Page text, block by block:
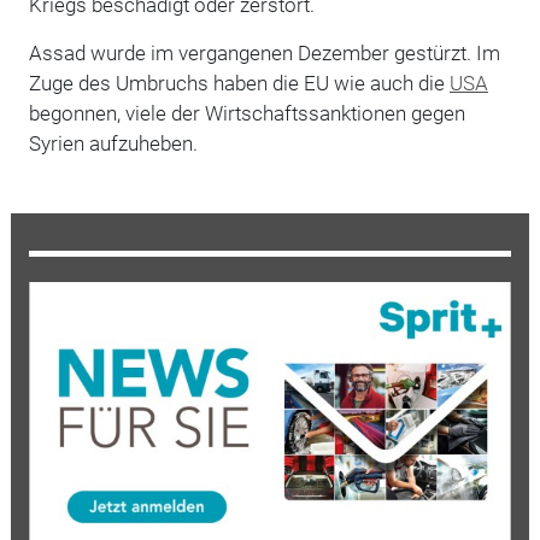
Assad wurde im vergangenen Dezember gestürzt. Im
Zuge des Umbruchs haben die EU wie auch die USA
begonnen, viele der Wirtschaftssanktionen gegen
Syrien aufzuheben.